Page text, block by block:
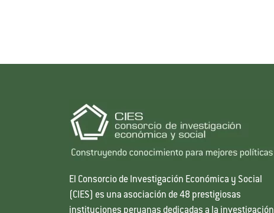
El Consorcio de Investigación Económica y Social
(CIES) es una asociación de 48 prestigiosas
instituciones peruanas dedicadas a la investigación